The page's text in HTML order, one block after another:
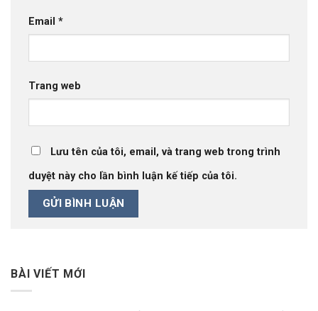
Email *
Trang web
Lưu tên của tôi, email, và trang web trong trình
duyệt này cho lần bình luận kế tiếp của tôi.
BÀI VIẾT MỚI